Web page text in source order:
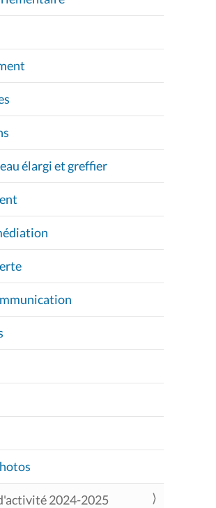
élargi et greffier
2024-2025